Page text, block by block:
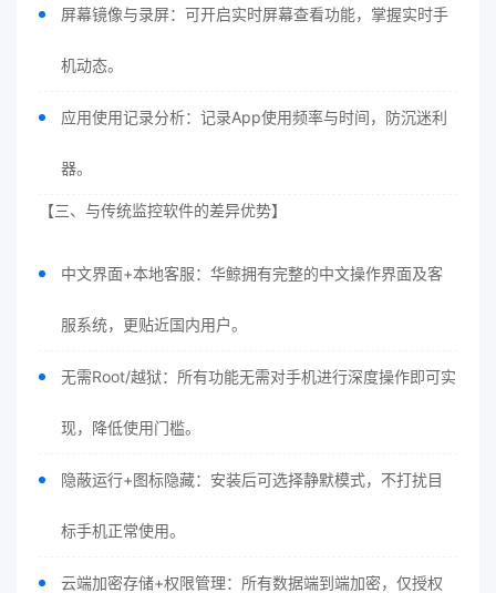
屏幕镜像与录屏：可开启实时屏幕查看功能，掌握实时手
机动态。
应用使用记录分析：记录App使用频率与时间，防沉迷利
器。
【三、与传统监控软件的差异优势】
中文界面+本地客服：华鲸拥有完整的中文操作界面及客
服系统，更贴近国内用户。
无需Root/越狱：所有功能无需对手机进行深度操作即可实
现，降低使用门槛。
隐蔽运行+图标隐藏：安装后可选择静默模式，不打扰目
标手机正常使用。
云端加密存储+权限管理：所有数据端到端加密，仅授权